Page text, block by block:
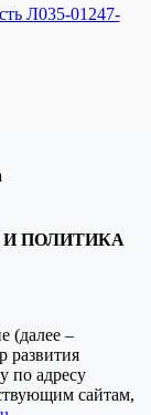
Л035-01247-
ПОЛИТИКА
(далее –
развития
по адресу
сайтам,